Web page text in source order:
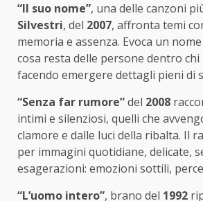
“Il suo nome”, una delle canzoni
Silvestri, del 2007, affronta temi
memoria e assenza. Evoca un
cosa resta delle persone dentro chi
facendo emergere dettagli pieni di
“Senza far rumore”del 2008
intimi e silenziosi, quelli che
clamore e dalle luci della ribalta. Il
per immagini quotidiane, delicate,
esagerazioni: emozioni sottili,
“L’uomo intero”, brano del 1992